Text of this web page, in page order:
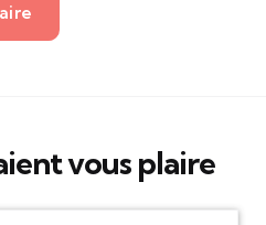
vous plaire